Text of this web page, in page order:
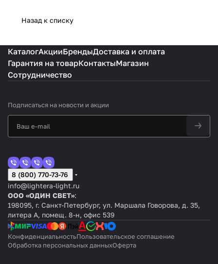
Назад к списку
КаталогАкцииБрендыДоставка и оплата
Гарантия на товарКонтактыМагазин
Сотрудничество
Подписаться на новости и акции
8 (800) 770-73-76
info@lightera-light.ru
ООО «ОДИН СВЕТ»:
198095, г. Санкт-Петербург, ул. Маршала Говорова, д. 35,
литера А, помещ. 8-н, офис 539
КонфиденциальностьПользовательское соглашение
Обработка персональных данныхОферта